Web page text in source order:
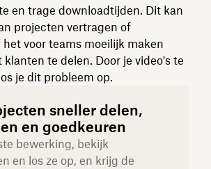
en trage downloadtijden. Dit kan
projecten vertragen of
voor teams moeilijk maken
te delen. Door je video's te
je dit probleem op.
sneller delen,
en goedkeuren
bewerking, bekijk
en los ze op, en krijg de